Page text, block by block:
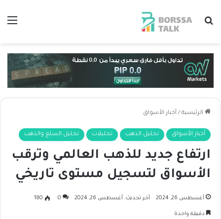
بحث عن
الرئيسية / أخبار الأسواق
أخبار الأسواق تحليل الذهب تحليلات تحليل السلع والذهب
ارتفاع جديد للذهب العالمي وترقب
الأسواق لتسجيل مستوى تاريخي
أغسطس 26, 2024 آخر تحديث: أغسطس 26, 2024 0
180
دقيقة واحدة